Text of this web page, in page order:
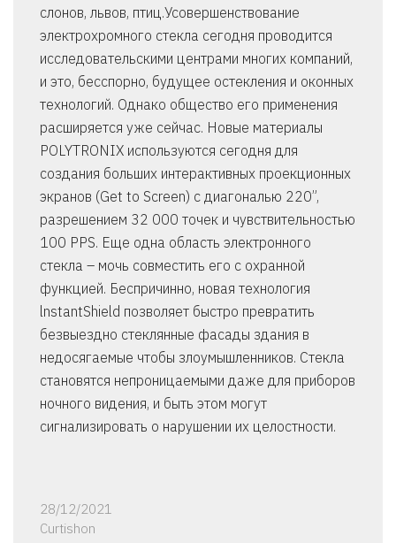
слонов, львов, птиц.Усовершенствование
электрохромного стекла сегодня проводится
исследовательскими центрами многих компаний,
и это, бесспорно, будущее остекления и оконных
технологий. Однако общество его применения
расширяется уже сейчас. Новые материалы
POLYТRONIX используются сегодня для
создания больших интерактивных проекционных
экранов (Get to Screen) с диагональю 220”,
разрешением 32 000 точек и чувствительностью
100 PPS. Еще одна область электронного
стекла – мочь совместить его с охранной
функцией. Беспричинно, новая технология
lnstantShield позволяет быстро превратить
безвыездно стеклянные фасады здания в
недосягаемые чтобы злоумышленников. Стекла
становятся непроницаемыми даже для приборов
ночного видения, и быть этом могут
сигнализировать о нарушении их целостности.
28/12/2021
Curtishon